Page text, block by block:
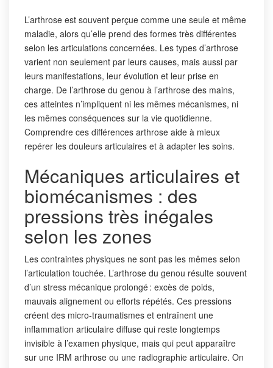
L’arthrose est souvent perçue comme une seule et même
maladie, alors qu’elle prend des formes très différentes
selon les articulations concernées. Les types d’arthrose
varient non seulement par leurs causes, mais aussi par
leurs manifestations, leur évolution et leur prise en
charge. De l’arthrose du genou à l’arthrose des mains,
ces atteintes n’impliquent ni les mêmes mécanismes, ni
les mêmes conséquences sur la vie quotidienne.
Comprendre ces différences arthrose aide à mieux
repérer les douleurs articulaires et à adapter les soins.
Mécaniques articulaires et
biomécanismes : des
pressions très inégales
selon les zones
Les contraintes physiques ne sont pas les mêmes selon
l’articulation touchée. L’arthrose du genou résulte souvent
d’un stress mécanique prolongé : excès de poids,
mauvais alignement ou efforts répétés. Ces pressions
créent des micro-traumatismes et entraînent une
inflammation articulaire diffuse qui reste longtemps
invisible à l’examen physique, mais qui peut apparaître
sur une IRM arthrose ou une radiographie articulaire. On